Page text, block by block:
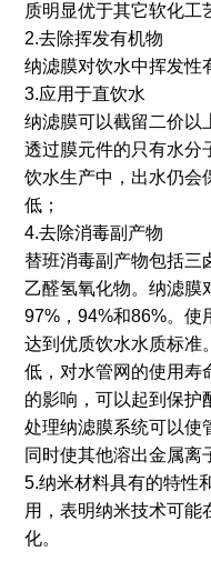
质明显优于其它软化工
2.去除挥发有机物
纳滤膜对饮水中挥发性
3.应用于直饮水
纳滤膜可以截留二价以
透过膜元件的只有水分
饮水生产中，出水仍会
低；
4.去除消毒副产物
替班消毒副产物包括三
乙醛氢氧化物。纳滤膜
97%，94%和86%。使
达到优质饮水水质标准
低，对水管网的使用寿
的影响，可以起到保护
处理纳滤膜系统可以使
同时使其他溶出金属离
5.纳米材料具有的特性
用，表明纳米技术可能
化。